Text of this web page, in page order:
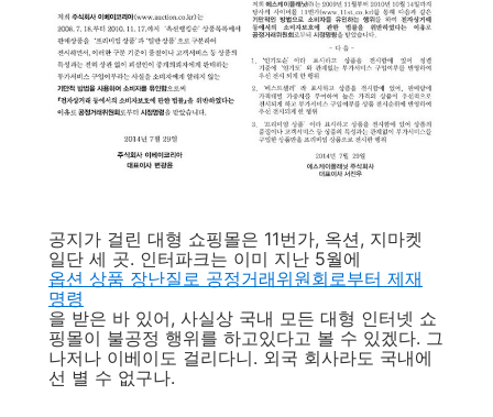
공지가 걸린 대형 쇼핑몰은 11번가, 옥션, 지마켓
일단 세 곳. 인터파크는 이미 지난 5월에
옵션 상품 장난질로 공정거래위원회로부터 제재
명령
을 받은 바 있어, 사실상 국내 모든 대형 인터넷 쇼
핑몰이 불공정 행위를 하고있다고 볼 수 있겠다. 그
나저나 이베이도 걸리다니. 외국 회사라도 국내에
선 별 수 없구나.